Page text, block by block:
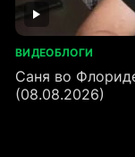
ВИДЕОБЛОГИ
Саня во
(08.08.2026)